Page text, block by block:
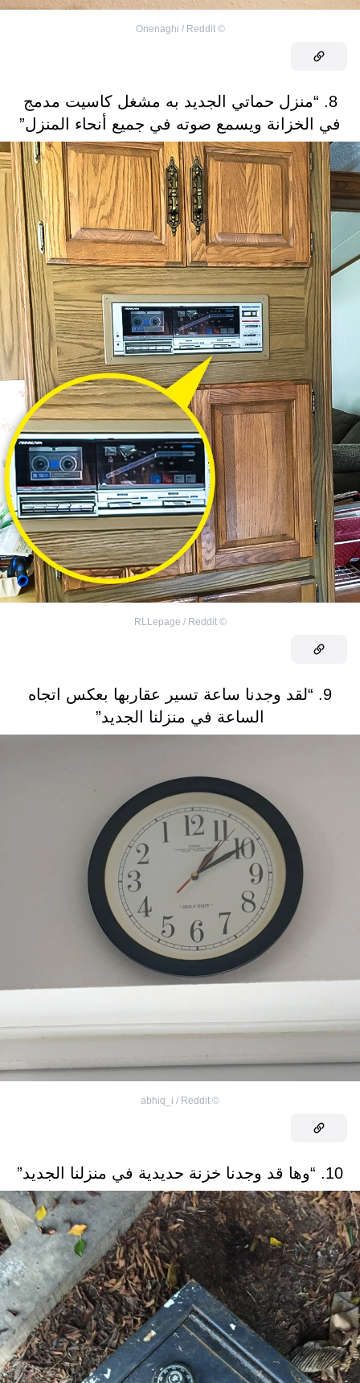
©
Onenaghi / Reddit
8. “منزل حماتي الجديد به مشغل كاسيت مدمج
في الخزانة ويسمع صوته في جميع أنحاء المنزل”
©
RLLepage / Reddit
9. “لقد وجدنا ساعة تسير عقاربها بعكس اتجاه
الساعة في منزلنا الجديد”
©
abhiq_i / Reddit
10. “وها قد وجدنا خزنة حديدية في منزلنا الجديد”